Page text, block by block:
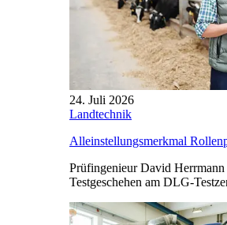
24. Juli 2026
Landtechnik
Alleinstellungsmerkmal
Prüfingenieur David
Testgeschehen am DLG-